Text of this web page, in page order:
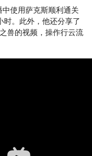
使用萨克斯顺利通关
时。此外，他还分享了
兽的视频，操作行云流